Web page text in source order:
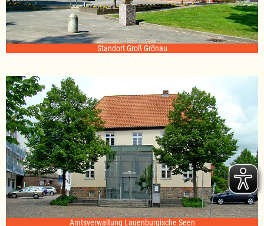
Standort Groß Grönau
Amtsverwaltung Lauenburgische Seen